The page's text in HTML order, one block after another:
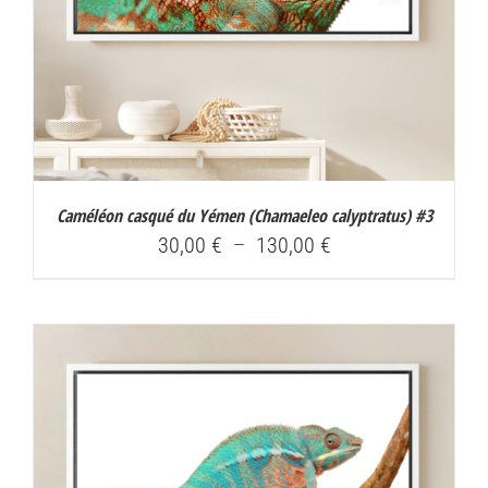
Caméléon casqué du Yémen (Chamaeleo calyptratus) #3
30,00 € – 130,00 €Plage
à
130,00 €